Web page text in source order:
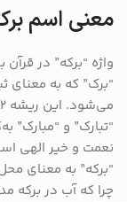
معنی اسم
واژه “برکه” در
“برک” که به معنای
“تبارک” و “مبارک”
نعمت و خیر الهی
“برکه” به معنای
چرا که آب در برکه